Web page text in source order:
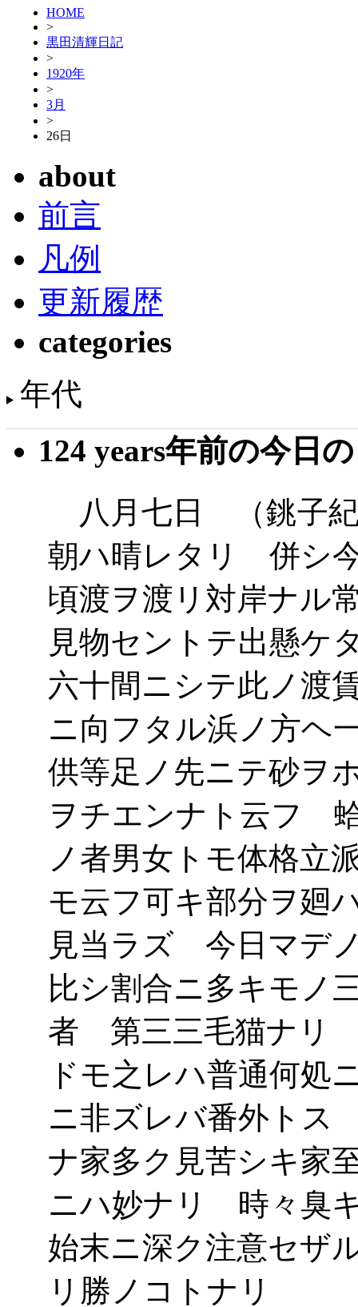
HOME
>
黒田清輝日記
>
1920年
>
3月
>
26日
about
前言
凡例
更新履歴
categories
年代
124 years年前の今日
八月七日 （銚子
朝ハ晴レタリ 併シ
頃渡ヲ渡リ対岸ナル
見物セントテ出懸
六十間ニシテ此ノ渡
ニ向フタル浜ノ方ヘ
供等足ノ先ニテ砂ヲ
ヲチエンナト云フ
ノ者男女トモ体格立
モ云フ可キ部分ヲ廻
見当ラズ 今日マデ
比シ割合ニ多キモ
者 第三三毛猫ナリ
ドモ之レハ普通何処
ニ非ズレバ番外トス
ナ家多ク見苦シキ家
ニハ妙ナリ 時々臭
始末ニ深ク注意セザ
リ勝ノコトナリ